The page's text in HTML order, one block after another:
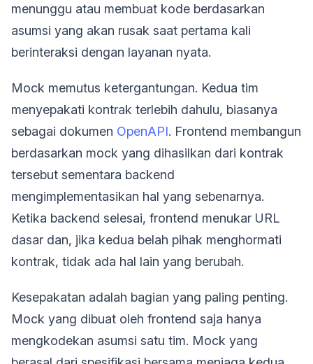
menunggu atau membuat kode berdasarkan
asumsi yang akan rusak saat pertama kali
berinteraksi dengan layanan nyata.
Mock memutus ketergantungan. Kedua tim
menyepakati kontrak terlebih dahulu, biasanya
sebagai dokumen OpenAPI. Frontend membangun
berdasarkan mock yang dihasilkan dari kontrak
tersebut sementara backend
mengimplementasikan hal yang sebenarnya.
Ketika backend selesai, frontend menukar URL
dasar dan, jika kedua belah pihak menghormati
kontrak, tidak ada hal lain yang berubah.
Kesepakatan adalah bagian yang paling penting.
Mock yang dibuat oleh frontend saja hanya
mengkodekan asumsi satu tim. Mock yang